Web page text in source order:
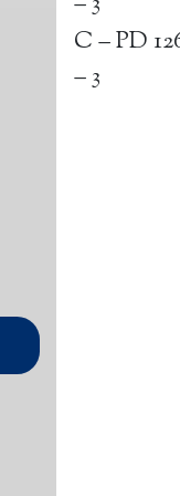
C – PD
– 3